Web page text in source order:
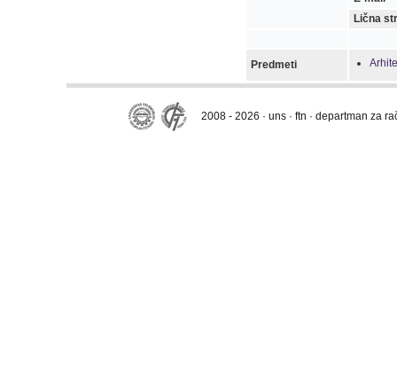
Lična
Predmeti
2008 - 2026 · uns · ftn · departman za